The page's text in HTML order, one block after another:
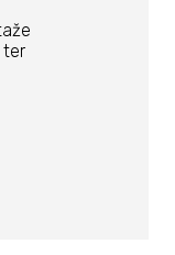
ter